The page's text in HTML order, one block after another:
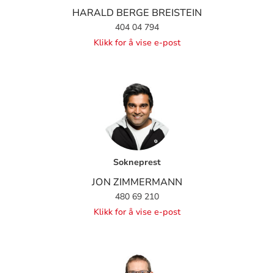
HARALD BERGE BREISTEIN
404 04 794
Klikk for å vise e-post
Sokneprest
JON ZIMMERMANN
480 69 210
Klikk for å vise e-post